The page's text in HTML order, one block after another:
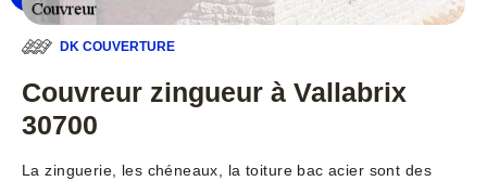
DK COUVERTURE
Couvreur zingueur à Vallabrix
30700
La zinguerie, les chéneaux, la toiture bac acier sont des